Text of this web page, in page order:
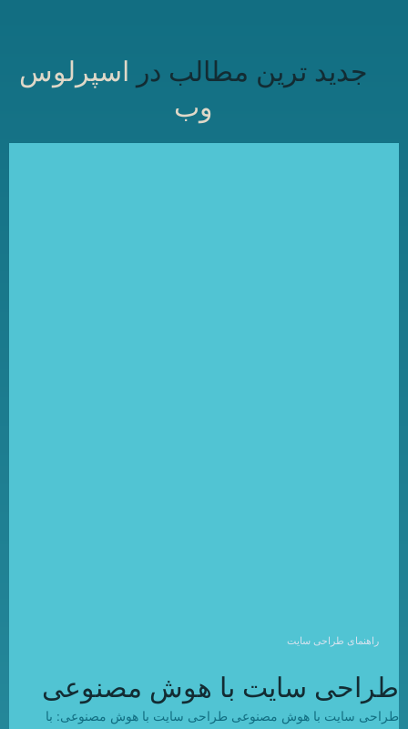
جدید ترین مطالب در
اسپرلوس
وب
راهنمای طراحی سایت
طراحی سایت با هوش مصنوعی
طراحی سایت با هوش مصنوعی طراحی سایت با هوش مصنوعی: با